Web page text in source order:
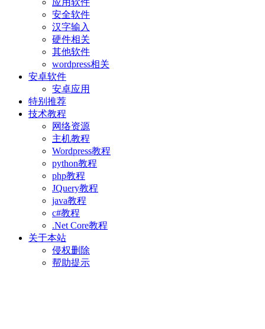
应用软件
安全软件
汉字输入
硬件相关
其他软件
wordpress相关
安卓软件
安卓应用
特别推荐
技术教程
网络资源
主机教程
Wordpress教程
python教程
php教程
JQuery教程
java教程
c#教程
.Net Core教程
关于本站
侵权删除
帮助提示